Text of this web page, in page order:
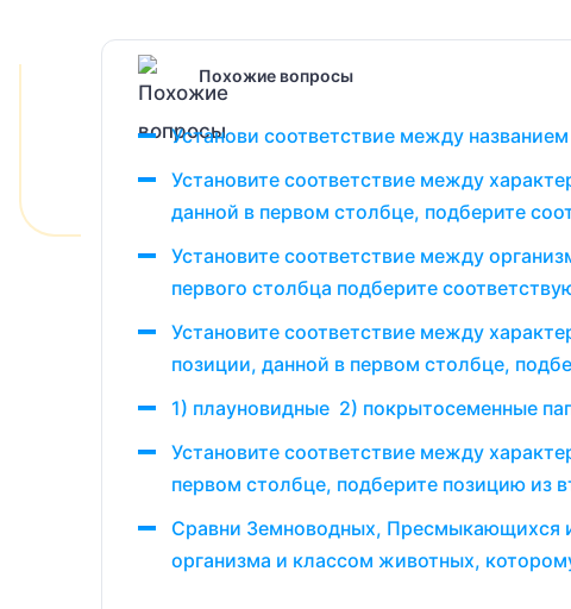
Похожие вопросы
Установи соответствие между
Установите соответствие между
данной в первом столбце, подберите
Установите соответствие между
первого столбца подберите
Установите соответствие между
позиции, данной в первом столбце,
1) плауновидные 2) покрытосеменные
Установите соответствие между
первом столбце, подберите позицию из
Сравни Земноводных, Пресмыкающихся
организма и классом животных,